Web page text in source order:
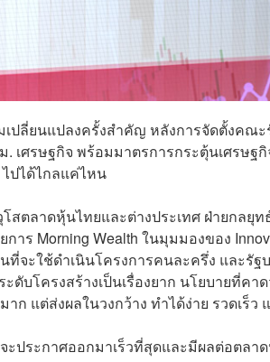
ปลี่ยนแปลงครั้งสำคัญ หลังการจัดตั้งคณ
เศรษฐกิจ พร้อมมาตรการกระตุ้นเศรษฐ
ไปได้ไกลแค่ไหน
สตลาดหุ้นไทยและต่างประเทศ ฝ่ายกลยุ
าร Morning Wealth ในมุมมองของ
จะใช้ดำเนินโครงการคนละครึ่ง และรั
ดับโครงสร้างเป็นเรื่องยาก นโยบายที่ค
แต่ส่งผลในวงกว้าง ทำได้ง่าย รวดเร็ว
ประกาศออกมาเร็วที่สุดและมีผลต่อตลา